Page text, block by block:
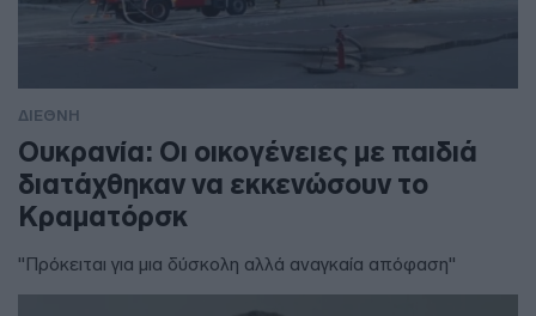
ΔΙΕΘΝΗ
Ουκρανία: Οι οικογένειες με παιδιά
διατάχθηκαν να εκκενώσουν το
Κραματόρσκ
"Πρόκειται για μια δύσκολη αλλά αναγκαία απόφαση"